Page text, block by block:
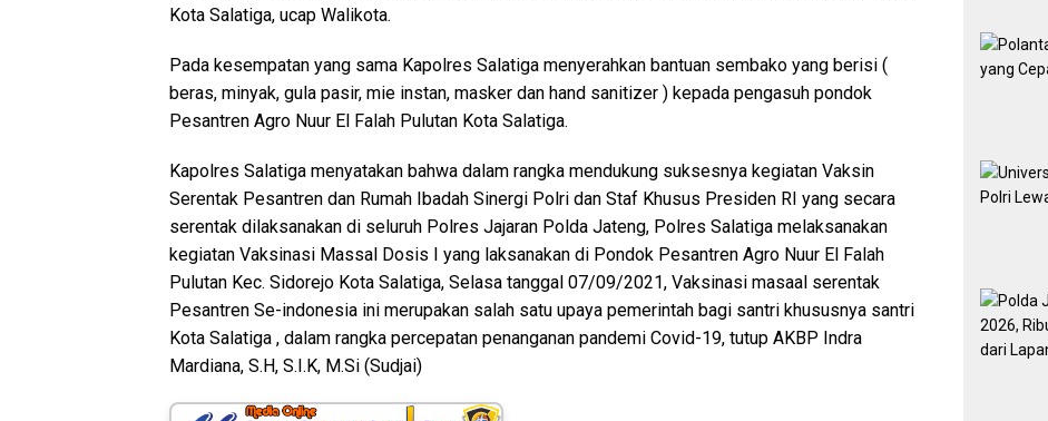
Kota Salatiga, ucap Walikota.
Pada kesempatan yang sama Kapolres Salatiga menyerahkan bantuan sembako yang berisi (
beras, minyak, gula pasir, mie instan, masker dan hand sanitizer ) kepada pengasuh pondok
Pesantren Agro Nuur El Falah Pulutan Kota Salatiga.
Kapolres Salatiga menyatakan bahwa dalam rangka mendukung suksesnya kegiatan Vaksin
Serentak Pesantren dan Rumah Ibadah Sinergi Polri dan Staf Khusus Presiden RI yang secara
serentak dilaksanakan di seluruh Polres Jajaran Polda Jateng, Polres Salatiga melaksanakan
kegiatan Vaksinasi Massal Dosis I yang laksanakan di Pondok Pesantren Agro Nuur El Falah
Pulutan Kec. Sidorejo Kota Salatiga, Selasa tanggal 07/09/2021, Vaksinasi masaal serentak
Pesantren Se-indonesia ini merupakan salah satu upaya pemerintah bagi santri khususnya santri
Kota Salatiga , dalam rangka percepatan penanganan pandemi Covid-19, tutup AKBP Indra
Mardiana, S.H, S.I.K, M.Si (Sudjai)